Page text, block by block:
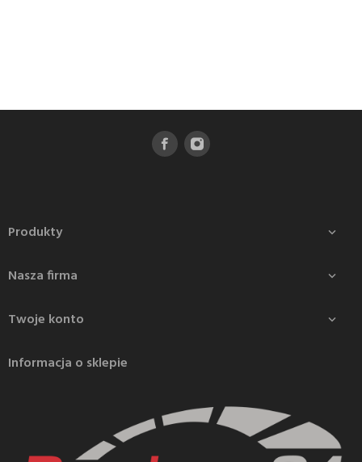
Produkty 
Nasza firma 
Twoje konto 
Informacja o sklepie